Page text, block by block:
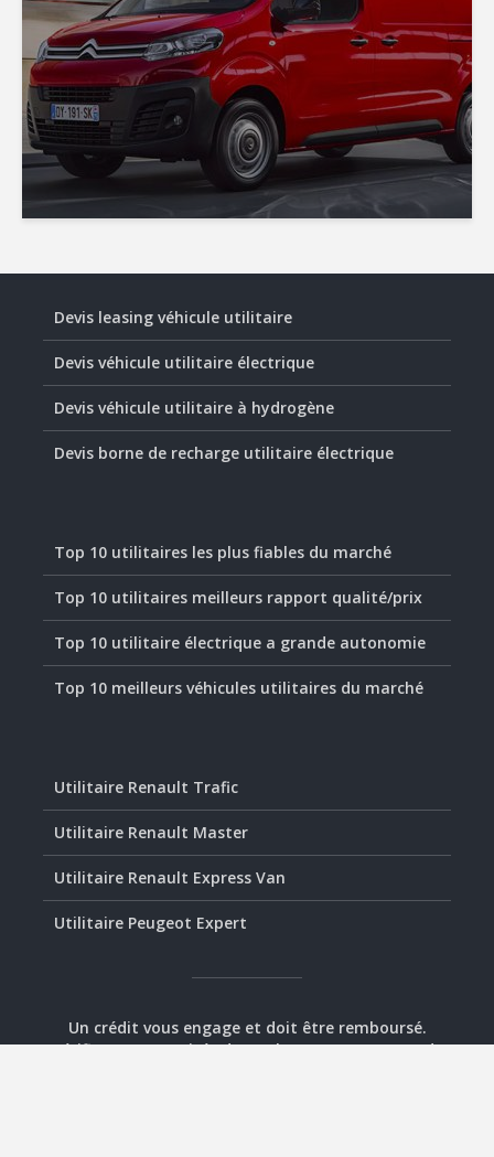
Devis leasing véhicule utilitaire
Devis véhicule utilitaire électrique
Devis véhicule utilitaire à hydrogène
Devis borne de recharge utilitaire électrique
Top 10 utilitaires les plus fiables du marché
Top 10 utilitaires meilleurs rapport qualité/prix
Top 10 utilitaire électrique a grande autonomie
Top 10 meilleurs véhicules utilitaires du marché
Utilitaire Renault Trafic
Utilitaire Renault Master
Utilitaire Renault Express Van
Utilitaire Peugeot Expert
Un crédit vous engage et doit être remboursé.
Vérifiez vos capacités de remboursement avant de